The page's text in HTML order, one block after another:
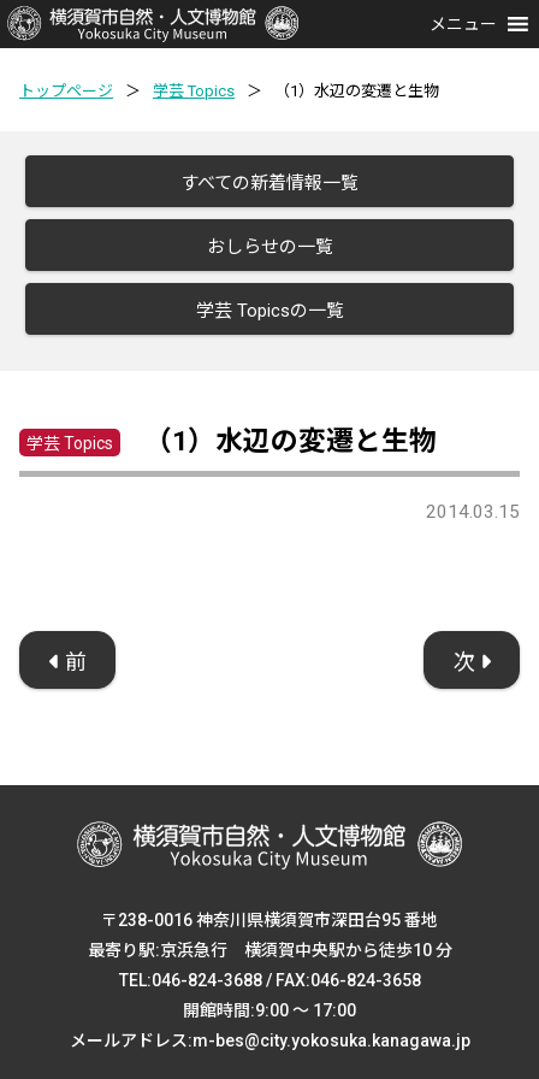
メニュー
トップページ ＞ 学芸 Topics ＞ （1）水辺の変遷と生物
すべての新着情報一覧
おしらせの一覧
学芸 Topicsの一覧
学芸 Topics （1）水辺の変遷と生物
2014.03.15
前 次
〒238-0016 神奈川県横須賀市深田台95 番地
最寄り駅:京浜急行 横須賀中央駅から徒歩10 分
TEL:046-824-3688 / FAX:046-824-3658
開館時間:9:00 ～ 17:00
メールアドレス:m-bes@city.yokosuka.kanagawa.jp